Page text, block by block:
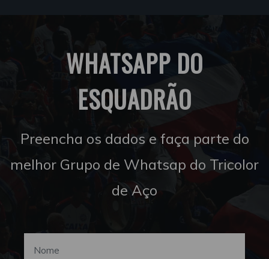
WHATSAPP DO
ESQUADRÃO
Preencha os dados e faça parte do
melhor Grupo de Whatsap do Tricolor
de Aço